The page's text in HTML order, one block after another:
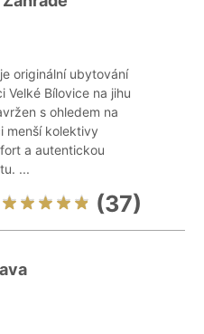
originální ubytování
Velké Bílovice na jihu
s ohledem na
menší kolektivy
a autentickou
...
(37)